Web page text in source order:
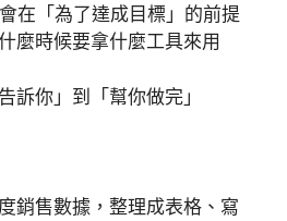
在「為了達成目標」的前提
麼時候要拿什麼工具來用
訴你」到「幫你做完」
銷售數據，整理成表格、寫